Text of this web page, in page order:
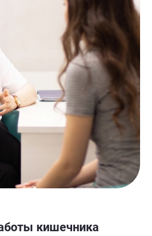
кишечника